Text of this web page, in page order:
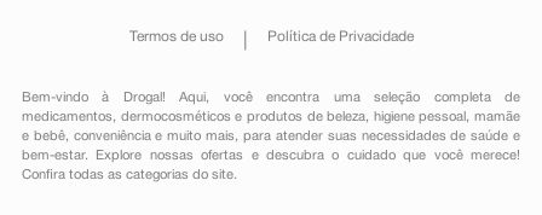
Termos de uso Política de Privacidade
Bem-vindo à Drogal! Aqui, você encontra uma seleção completa de
medicamentos , dermocosméticos e produtos de beleza, higiene pessoal ,mamãe
e bebê, conveniênciae muito mais, para atender suas necessidades de saúde e
bem-estar. Explore nossas ofertas e descubra o cuidado que você merece!
Confira todas as categorias do site.